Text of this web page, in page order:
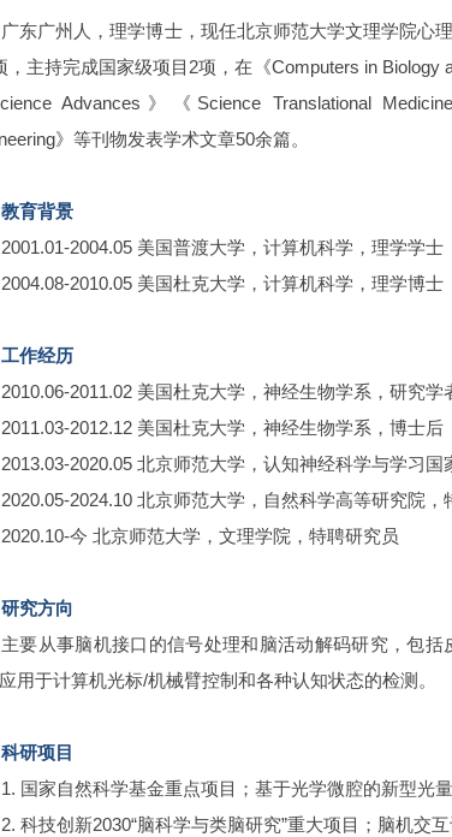
广东广州人，理学博士，现任北京师范大学文理学院心
，主持完成国家级项目2项，在《Computers in Biology
Advances》《Science Translational
》等刊物发表学术文章50余篇。
教育背景
2001.01-2004.05 美国普渡大学，计算机科学，理学学士
2004.08-2010.05 美国杜克大学，计算机科学，理学博士
工作经历
2010.06-2011.02 美国杜克大学，神经生物学系，研究学
2011.03-2012.12 美国杜克大学，神经生物学系，博士后
2013.03-2020.05 北京师范大学，认知神经科学与学习
2020.05-2024.10 北京师范大学，自然科学高等研究院，
2020.10-今 北京师范大学，文理学院，特聘研究员
研究方向
主要从事脑机接口的信号处理和脑活动解码研究，包
用于计算机光标/机械臂控制和各种认知状态的检测。
科研项目
1. 国家自然科学基金重点项目；基于光学微腔的新型光
2. 科技创新2030“脑科学与类脑研究”重大项目；脑机交